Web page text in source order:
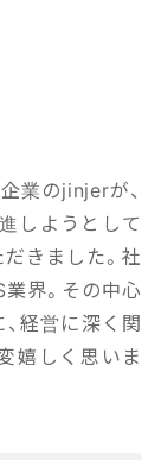
業のjinjerが、
しようとして
きました。社
界。その中心
経営に深く関
嬉しく思いま